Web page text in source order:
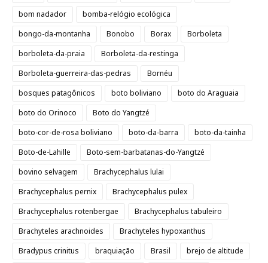
bom nadador
bomba-relógio ecológica
bongo-da-montanha
Bonobo Borax
Borboleta
borboleta-da-praia
Borboleta-da-restinga
Borboleta-guerreira-das-pedras
Bornéu
bosques patagônicos
boto boliviano
boto do Araguaia
boto do Orinoco
Boto do Yangtzé
boto-cor-de-rosa boliviano
boto-da-barra
boto-da-tainha
Boto-de-Lahille
Boto-sem-barbatanas-do-Yangtzé
bovino selvagem
Brachycephalus lulai
Brachycephalus pernix
Brachycephalus pulex
Brachycephalus rotenbergae
Brachycephalus tabuleiro
Brachyteles arachnoides
Brachyteles hypoxanthus
Bradypus crinitus
braquiação Brasil
brejo de altitude